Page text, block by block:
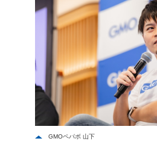
GMOペパボ 山下